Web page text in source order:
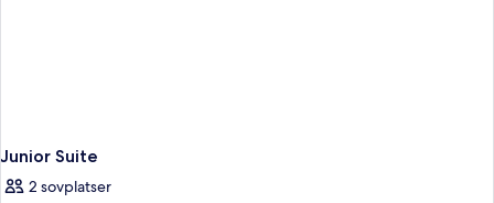
Junior Suite
2 sovplatser